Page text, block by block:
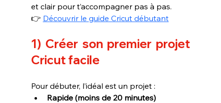
et clair pour t’accompagner pas à pas.
👉 Découvrir le guide Cricut débutant
1) Créer son premier projet
Cricut facile
Pour débuter, l’idéal est un projet :
Rapide (moins de 20 minutes)